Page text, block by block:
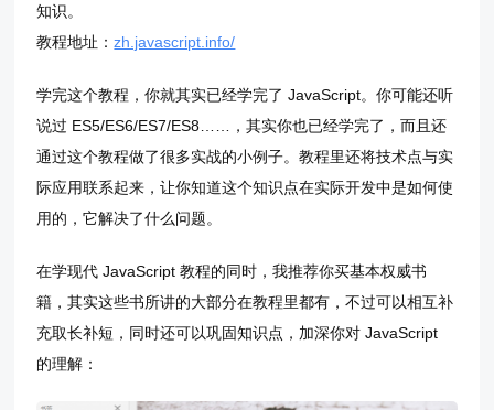
知识。
教程地址：zh.javascript.info/
学完这个教程，你就其实已经学完了 JavaScript。你可能还听
说过 ES5/ES6/ES7/ES8……，其实你也已经学完了，而且还
通过这个教程做了很多实战的小例子。教程里还将技术点与实
际应用联系起来，让你知道这个知识点在实际开发中是如何使
用的，它解决了什么问题。
在学现代 JavaScript 教程的同时，我推荐你买基本权威书
籍，其实这些书所讲的大部分在教程里都有，不过可以相互补
充取长补短，同时还可以巩固知识点，加深你对 JavaScript
的理解：